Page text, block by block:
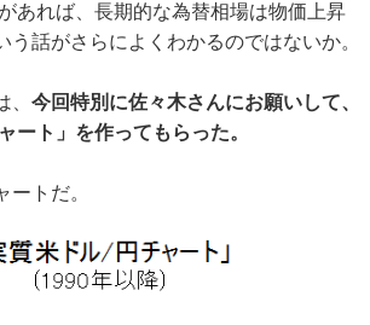
あれば、長期的な為替相場は物価上昇
う話がさらによくわかるのではないか。
今回特別に佐々木さんにお願いして、
ート」を作ってもらった。
ートだ。